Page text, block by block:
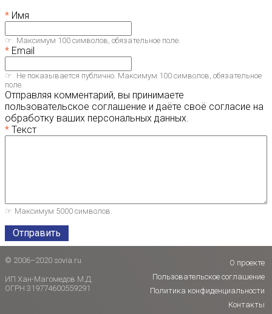
Имя
Максимум 100 символов, обязательное поле.
Email
Не показывается публично. Максимум 100 символов, обязательное
поле.
Отправляя комментарий, вы принимаете
пользовательское соглашение и даёте своё согласие на
обработку ваших персональных данных.
Текст
Максимум 5000 символов.
Отправить
© 2006–2020 sovia.ru
ИП Хан-Магомедов М.Д.
ОГРН 319774600559291
О проекте
Пользовательское соглашение
Политика конфиденциальности
Контакты